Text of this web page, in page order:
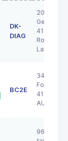
DK-
DIAG
20A rue
George
41200
Lanthenay
BC2E
34 Rue de
Forêt
41240
96 rue de